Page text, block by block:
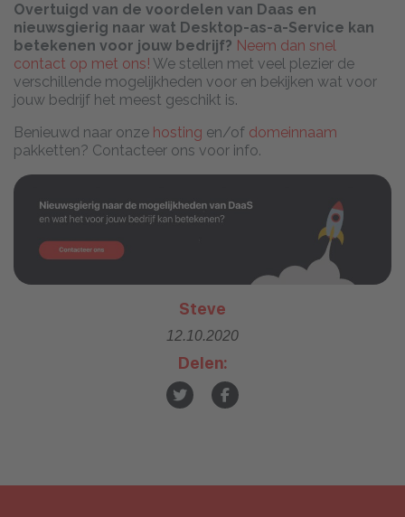
Overtuigd van de voordelen van Daas en
nieuwsgierig naar wat Desktop-as-a-Service kan
betekenen voor jouw bedrijf? Neem dan snel
contact op met ons! We stellen met veel plezier de
verschillende mogelijkheden voor en bekijken wat voor
jouw bedrijf het meest geschikt is.
Benieuwd naar onze hosting en/of domeinnaam
pakketten? Contacteer ons voor info.
Steve
12.10.2020
Delen: